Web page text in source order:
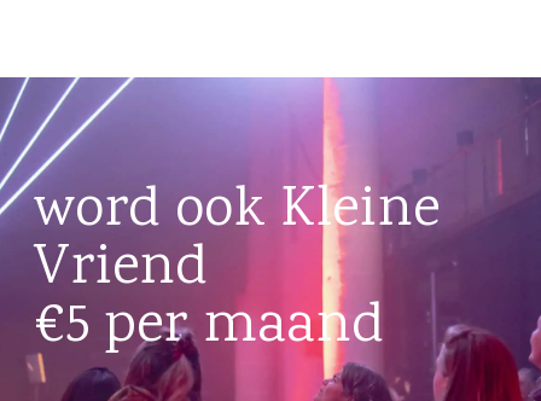
word ook Kleine
Vriend
€5 per maand